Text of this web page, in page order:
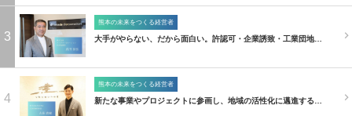
3
熊本の未来をつくる経営者
大手がやらない、だから面白い。許認可・企業誘致・工業団地…
4
熊本の未来をつくる経営者
新たな事業やプロジェクトに参画し、地域の活性化に邁進する…